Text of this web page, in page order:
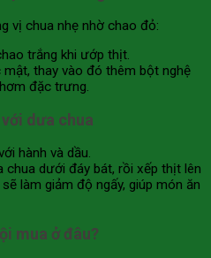
vị chua nhẹ nhờ chao đỏ:
trắng khi ướp thịt.
mật, thay vào đó thêm bột nghệ
đặc trưng.
dưa chua
hành và dầu.
chua dưới đáy bát, rồi xếp thịt lên
làm giảm độ ngấy, giúp món ăn
mua ở đâu?